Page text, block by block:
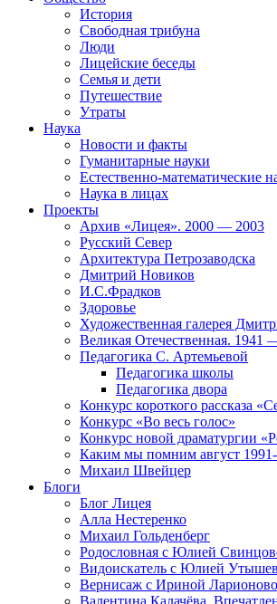
История
Свободная трибуна
Люди
Лицейские беседы
Семья и дети
Путешествие
Утраты
Наука
Новости и факты
Гуманитарные науки
Естественно-математические
Наука в лицах
Проекты
Архив «Лицея». 2000 — 2003
Русский Север
Архитектура Петрозаводска
Дмитрий Новиков
И.С.Фрадков
Здоровье
Художественная галерея
Великая Отечественная. 1941
Педагогика С. Артемьевой
Педагогика школы
Педагогика двора
Конкурс короткого рассказа
Конкурс «Во весь голос»
Конкурс новой драматургии
Каким мы помним август
Михаил Швейцер
Блоги
Блог Лицея
Алла Нестеренко
Михаил Гольденберг
Родословная с Юлией
Видоискатель с Юлией
Вернисаж с Ириной